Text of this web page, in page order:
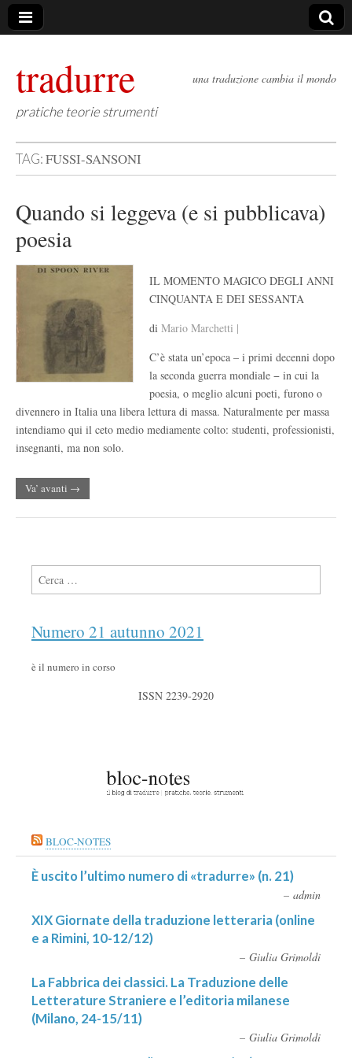
tradurre
pratiche teorie strumenti
una traduzione cambia il mondo
TAG:FUSSI-SANSONI
Quando si leggeva (e si pubblicava)
poesia
IL MOMENTO MAGICO DEGLI ANNI
CINQUANTA E DEI SESSANTA
di Mario Marchetti |
C’è stata un’epoca – i primi decenni dopo
la seconda guerra mondiale − in cui la
poesia, o meglio alcuni poeti, furono o
divennero in Italia una libera lettura di massa. Naturalmente per massa
intendiamo qui il ceto medio mediamente colto: studenti, professionisti,
insegnanti, ma non solo.
Va’ avanti →
Ricerca per:
Numero 21 autunno 2021
è il numero in corso
ISSN 2239-2920
BLOC-NOTES
È uscito l’ultimo numero di «tradurre» (n. 21)
admin
XIX Giornate della traduzione letteraria (online
e a Rimini, 10-12/12)
Giulia Grimoldi
La Fabbrica dei classici. La Traduzione delle
Letterature Straniere e l’editoria milanese
(Milano, 24-15/11)
Giulia Grimoldi